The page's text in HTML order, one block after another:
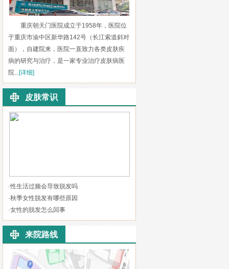
重庆朝天门医院成立于1958年，医院位
于重庆市渝中区新华路142号（长江索道斜对
面），自建院来，医院一直致力各类皮肤疾
病的研究与治疗，是一家专业治疗皮肤病医
院... [详细]
皮肤常识
·性生活过频会导致脱发吗
·秋季女性脱发有哪些原因
·女性的脱发怎么回事
来院路线